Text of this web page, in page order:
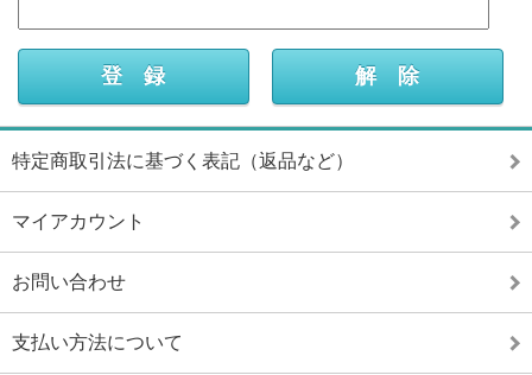
特定商取引法に基づく表記（返品など）
マイアカウント
お問い合わせ
支払い方法について